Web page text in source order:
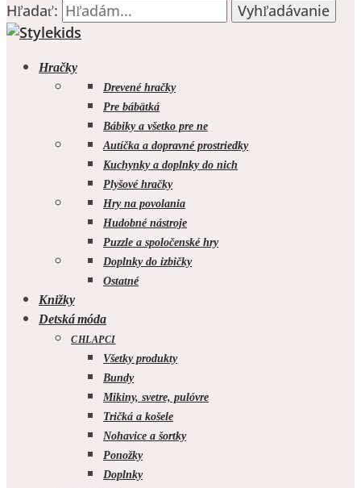
Hľadať: Vyhľadávanie
0.00
Hľadať: Vyhľadávanie
Hračky
Drevené hračky
Pre bábätká
Bábiky a všetko pre ne
Autíčka a dopravné prostriedky
Kuchynky a doplnky do nich
Plyšové hračky
Hry na povolania
Hudobné nástroje
Puzzle a spoločenské hry
Doplnky do izbičky
Ostatné
Knižky
Detská móda
CHLAPCI
Všetky produkty
Bundy
Mikiny, svetre, pulóvre
Tričká a košele
Nohavice a šortky
Ponožky
Doplnky